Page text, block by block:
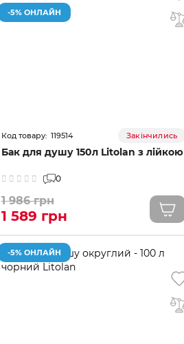
-5% ОНЛАЙН
119514 Закінчились
Бак для душу 150л Litolan з лійкою
0
1 986 грн
1 589 грн
-5% ОНЛАЙН